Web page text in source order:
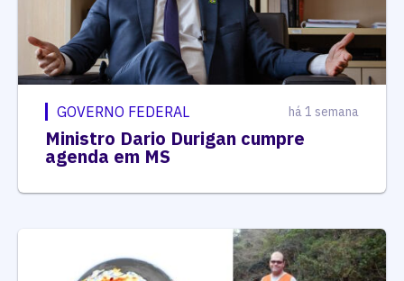
GOVERNO FEDERAL há 1 semana
Ministro Dario Durigan cumpre
agenda em MS